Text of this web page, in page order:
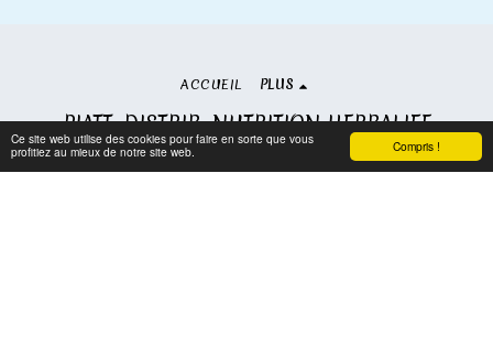
Compris !
Ce site web utilise des cookies pour faire en sorte que vous
profitiez au mieux de notre site web.
PIATT. DISTRIB. NUTRITION HERBALIFE
Droits d'auteur © 2026 Tous droits réservés
Conditions d'Utilisations|Politique de Confidentialité
ACCUEIL PLUS